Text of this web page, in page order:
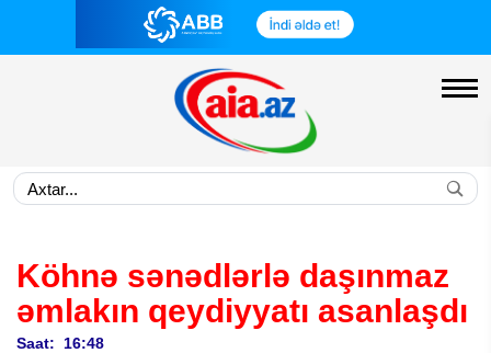
Köhnə sənədlərlə daşınmaz
əmlakın qeydiyyatı asanlaşdı
Saat: 16:48